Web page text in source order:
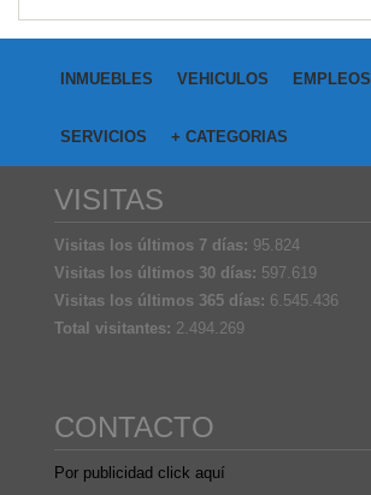
INMUEBLES VEHICULOS EMPLEOS
SERVICIOS + CATEGORIAS
VISITAS
Visitas los últimos 7 días: 95.824
Visitas los últimos 30 días: 597.619
Visitas los últimos 365 días: 6.545.436
Total visitantes: 2.494.269
CONTACTO
Por publicidad click aquí